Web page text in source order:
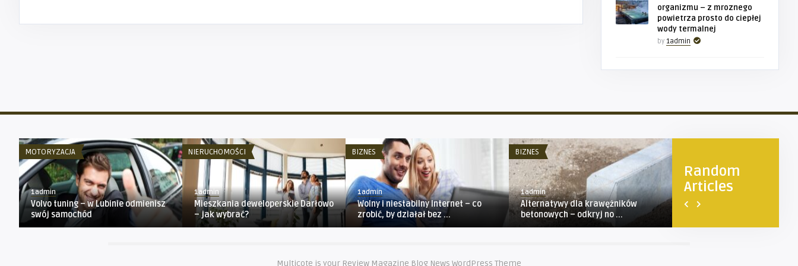
organizmu – z mroznego
powietrza prosto do ciepłej
wody termalnej
by 1admin
Random
Articles
MOTORYZACJA
1admin
Volvo tuning – w Lubinie odmienisz
swój samochód
NIERUCHOMOŚCI
1admin
Mieszkania deweloperskie Darłowo
– jak wybrać?
BIZNES
1admin
Wolny i niestabilny Internet – co
zrobić, by działał bez ...
BIZNES
1admin
Alternatywy dla krawężników
betonowych – odkryj no ...
1admin
Przysłop Miętusi – urokliwa
Multicote is your Review Magazine Blog News WordPress Theme